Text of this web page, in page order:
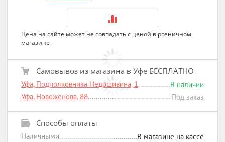
Цена на сайте может не совпадать с ценой в розничном
магазине
Самовывоз из магазина в Уфе БЕСПЛАТНО
Уфа, Подполковника Недошивина, 1
В наличии
Уфа, Новоженова, 88
Под заказ
Способы оплаты
Наличными
В магазине на кассе